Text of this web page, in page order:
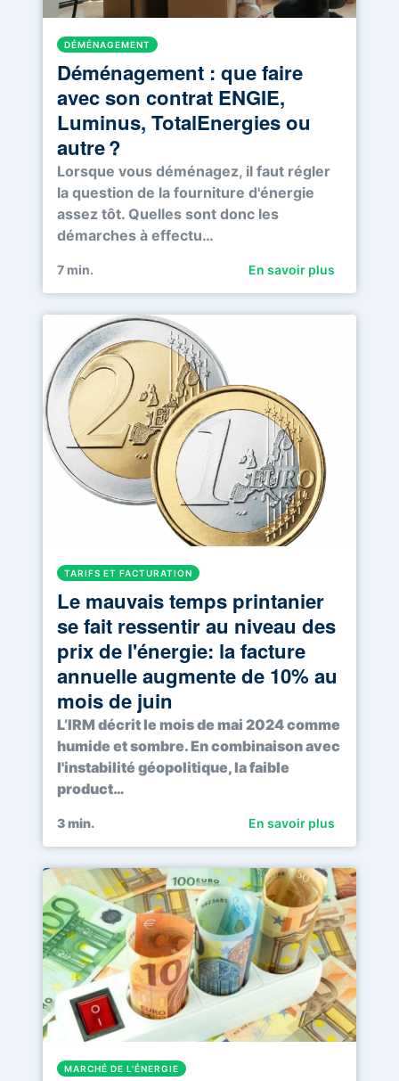
DÉMÉNAGEMENT
Déménagement : que faire
avec son contrat ENGIE,
Luminus, TotalEnergies ou
autre ?
Lorsque vous déménagez, il faut régler
la question de la fourniture d'énergie
assez tôt. Quelles sont donc les
démarches à effectu…
7 min. En savoir plus
TARIFS ET FACTURATION
Le mauvais temps printanier
se fait ressentir au niveau des
prix de l'énergie: la facture
annuelle augmente de 10% au
mois de juin
L’IRM décrit le mois de mai 2024 comme
humide et sombre. En combinaison avec
l'instabilité géopolitique, la faible
product…
3min. En savoir plus
MARCHÉ DE L'ÉNERGIE